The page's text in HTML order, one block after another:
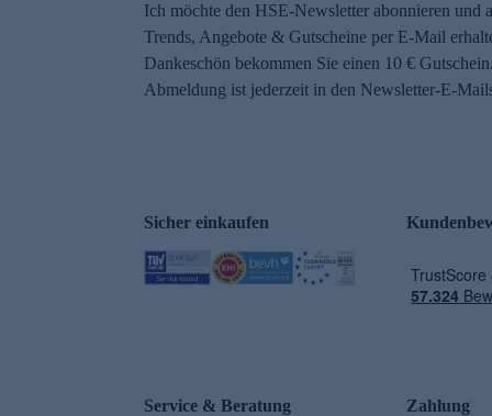
Ich möchte den HSE-Newsletter abonnieren und
Trends, Angebote & Gutscheine per E-Mail
Dankeschön bekommen Sie einen 10 €
Abmeldung ist jederzeit in den Newsletter-E-
Sicher einkaufen
Service & Beratung Zahlung